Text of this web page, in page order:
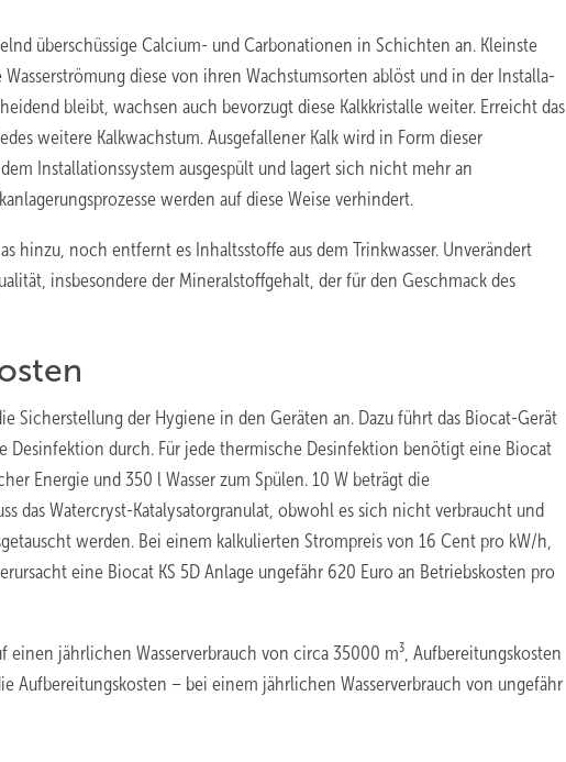
überschüssige Calcium- und Carbonationen in Schichten an. Kleinste
diese von ihren Wachstumsorten ablöst und in der Installa­
bleibt, wachsen auch bevorzugt diese Kalkkristalle weiter. Erreicht das
weitere Kalkwachstum. Ausgefallener Kalk wird in Form dieser
Installationssystem ausgespült und lagert sich nicht mehr an
werden auf diese Weise verhindert.
hinzu, noch entfernt es Inhaltsstoffe aus dem Trinkwasser. Unverändert
insbesondere der Mineralstoffgehalt, der für den Geschmack des
Sicherstellung der Hygiene in den Geräten an. Dazu führt das Biocat-Gerät
Desinfektion durch. Für jede thermische Desinfektion benötigt eine Biocat
Energie und 350 l Wasser zum Spülen. 10 W beträgt die
das Watercryst-Katalysatorgranulat, obwohl es sich nicht verbraucht und
werden. Bei einem kalkulierten Strompreis von 16 Cent pro kW/h,
eine Biocat KS 5D Anlage ungefähr 620 Euro an Betriebskosten pro
einen jährlichen Wasserverbrauch von circa 35000 m³, Aufbereitungskosten
Aufbereitungskosten – bei einem jährlichen Wasserverbrauch von ungefähr